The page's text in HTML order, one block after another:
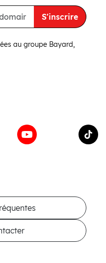
S'inscrire
au groupe Bayard,